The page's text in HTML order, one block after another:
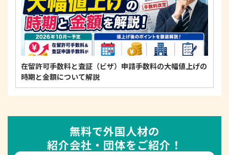
在留許可手数料と査証（ビザ）申請手数料の大幅値上げの
時期と金額について解説
無料で外国人材の
紹介会社・団体をご紹介！